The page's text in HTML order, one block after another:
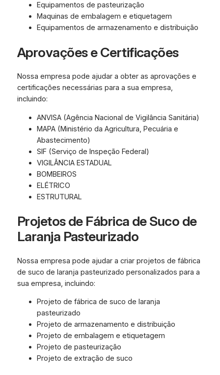
Equipamentos de pasteurização
Maquinas de embalagem e etiquetagem
Equipamentos de armazenamento e distribuição
Aprovações e Certificações
Nossa empresa pode ajudar a obter as aprovações e
certificações necessárias para a sua empresa,
incluindo:
ANVISA (Agência Nacional de Vigilância Sanitária)
MAPA (Ministério da Agricultura, Pecuária e
Abastecimento)
SIF (Serviço de Inspeção Federal)
VIGILÂNCIA ESTADUAL
BOMBEIROS
ELÉTRICO
ESTRUTURAL
Projetos de Fábrica de Suco de
Laranja Pasteurizado
Nossa empresa pode ajudar a criar projetos de fábrica
de suco de laranja pasteurizado personalizados para a
sua empresa, incluindo:
Projeto de fábrica de suco de laranja
pasteurizado
Projeto de armazenamento e distribuição
Projeto de embalagem e etiquetagem
Projeto de pasteurização
Projeto de extração de suco